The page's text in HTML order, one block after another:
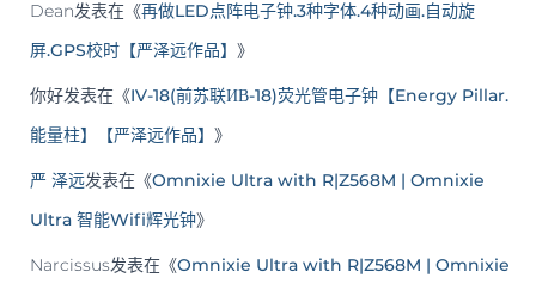
Dean发表在《再做LED点阵电子钟.3种字体.4种动画.自动旋
屏.GPS校时【严泽远作品】 》
你好发表在《IV-18(前苏联ИВ-18)荧光管电子钟【Energy Pillar.
能量柱】【严泽远作品】 》
严 泽远发表在《Omnixie Ultra with R|Z568M | Omnixie
Ultra 智能Wifi辉光钟》
Narcissus发表在《Omnixie Ultra with R|Z568M | Omnixie